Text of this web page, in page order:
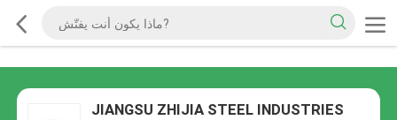
JIANGSU ZHIJIA STEEL INDUSTRIES